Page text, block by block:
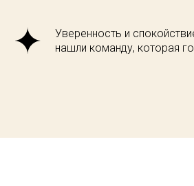
Уверенность и
нашли команду, которая